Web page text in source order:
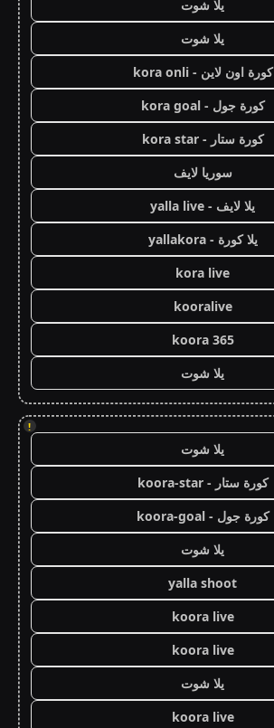
يلا شوت
يلا شوت
كورة اون لاين - kora onli
كورة جول - kora goal
كورة ستار - kora star
سوريا لايف
يلا لايف - yalla live
يلا كورة - yallakora
kora live
kooralive
koora 365
يلا شوت
!
يلا شوت
كورة ستار - koora-star
كورة جول - koora-goal
يلا شوت
yalla shoot
koora live
koora live
يلا شوت
koora live